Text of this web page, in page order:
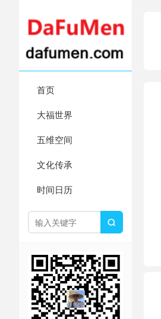
首页
大福世界
五维空间
文化传承
时间日历
